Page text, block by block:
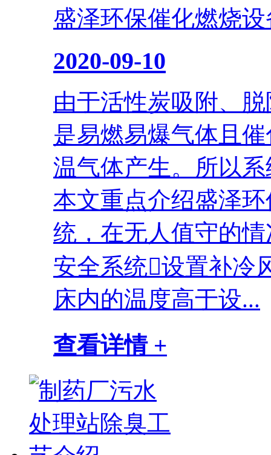
盛泽环保催化燃烧
2020-09-10
由于活性炭吸附、
是易燃易爆气体且
温气体产生。所以
本文重点介绍盛泽
统，在无人值守的
安全系统设置补冷
床内的温度高于设...
查看详情 +